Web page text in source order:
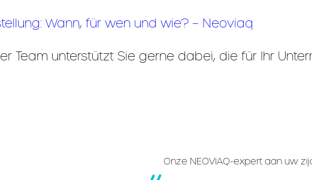
Wann, für wen und wie? – Neoviaq
Team unterstützt Sie gerne dabei, die für Ihr
Onze NEOVIAQ-expert aan uw